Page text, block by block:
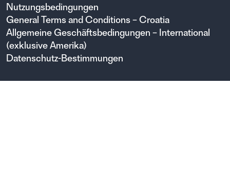
Nutzungsbedingungen
General Terms and Conditions – Croatia
Allgemeine Geschäftsbedingungen – International
(exklusive Amerika)
Datenschutz-Bestimmungen